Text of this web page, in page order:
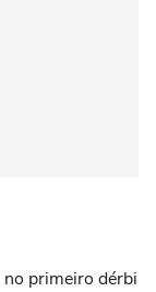
no primeiro dérbi